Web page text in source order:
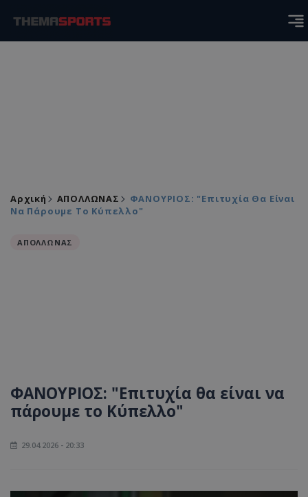
Αρχική ΑΠΟΛΛΩΝΑΣ
ΦΑΝΟΥΡΙΟΣ: "Επιτυχία Θα Είναι
Να Πάρουμε Το Κύπελλο"
ΑΠΟΛΛΩΝΑΣ
ΦΑΝΟΥΡΙΟΣ: "Επιτυχία θα είναι να
πάρουμε το Κύπελλο"
29.04.2026 - 20:33